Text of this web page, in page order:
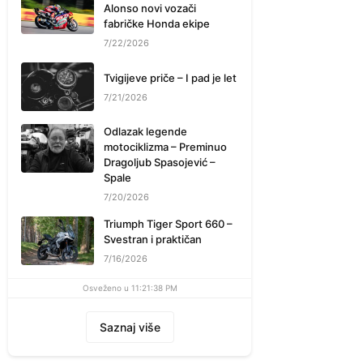
Alonso novi vozači
fabričke Honda ekipe
7/22/2026
Tvigijeve priče – I pad je let
7/21/2026
Odlazak legende
motociklizma – Preminuo
Dragoljub Spasojević –
Spale
7/20/2026
Triumph Tiger Sport 660 –
Svestran i praktičan
7/16/2026
Osveženo u 11:21:38 PM
Saznaj više